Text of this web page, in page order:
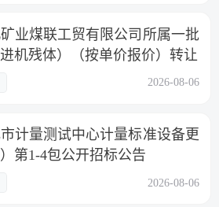
矿业煤联工贸有限公司所属一批
机残体）（按单价报价）转让
2026-08-06
市计量测试中心计量标准设备更
第1-4包公开招标公告
2026-08-06